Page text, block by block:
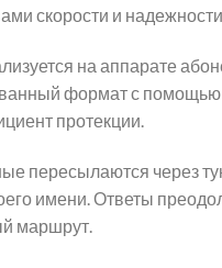
скорости и
на аппарате
формат с помощью
протекции.
пересылаются через
имени. Ответы
маршрут.